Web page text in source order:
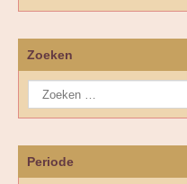
Zoeken
Periode